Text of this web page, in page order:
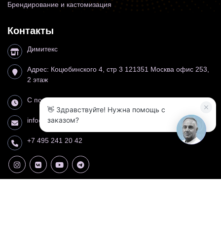
Брендирование и кастомизация
Контакты
Димитекс
Адрес: Коцюбинского 4, стр 3 121351 Москва офис 253,
2 этаж
С понедельника по воскресенье 10:00−19:00
info@dimitex.ru
+7 495 241 20 42
3
👋 Здравствуйте! Нужна помощь с
заказом?